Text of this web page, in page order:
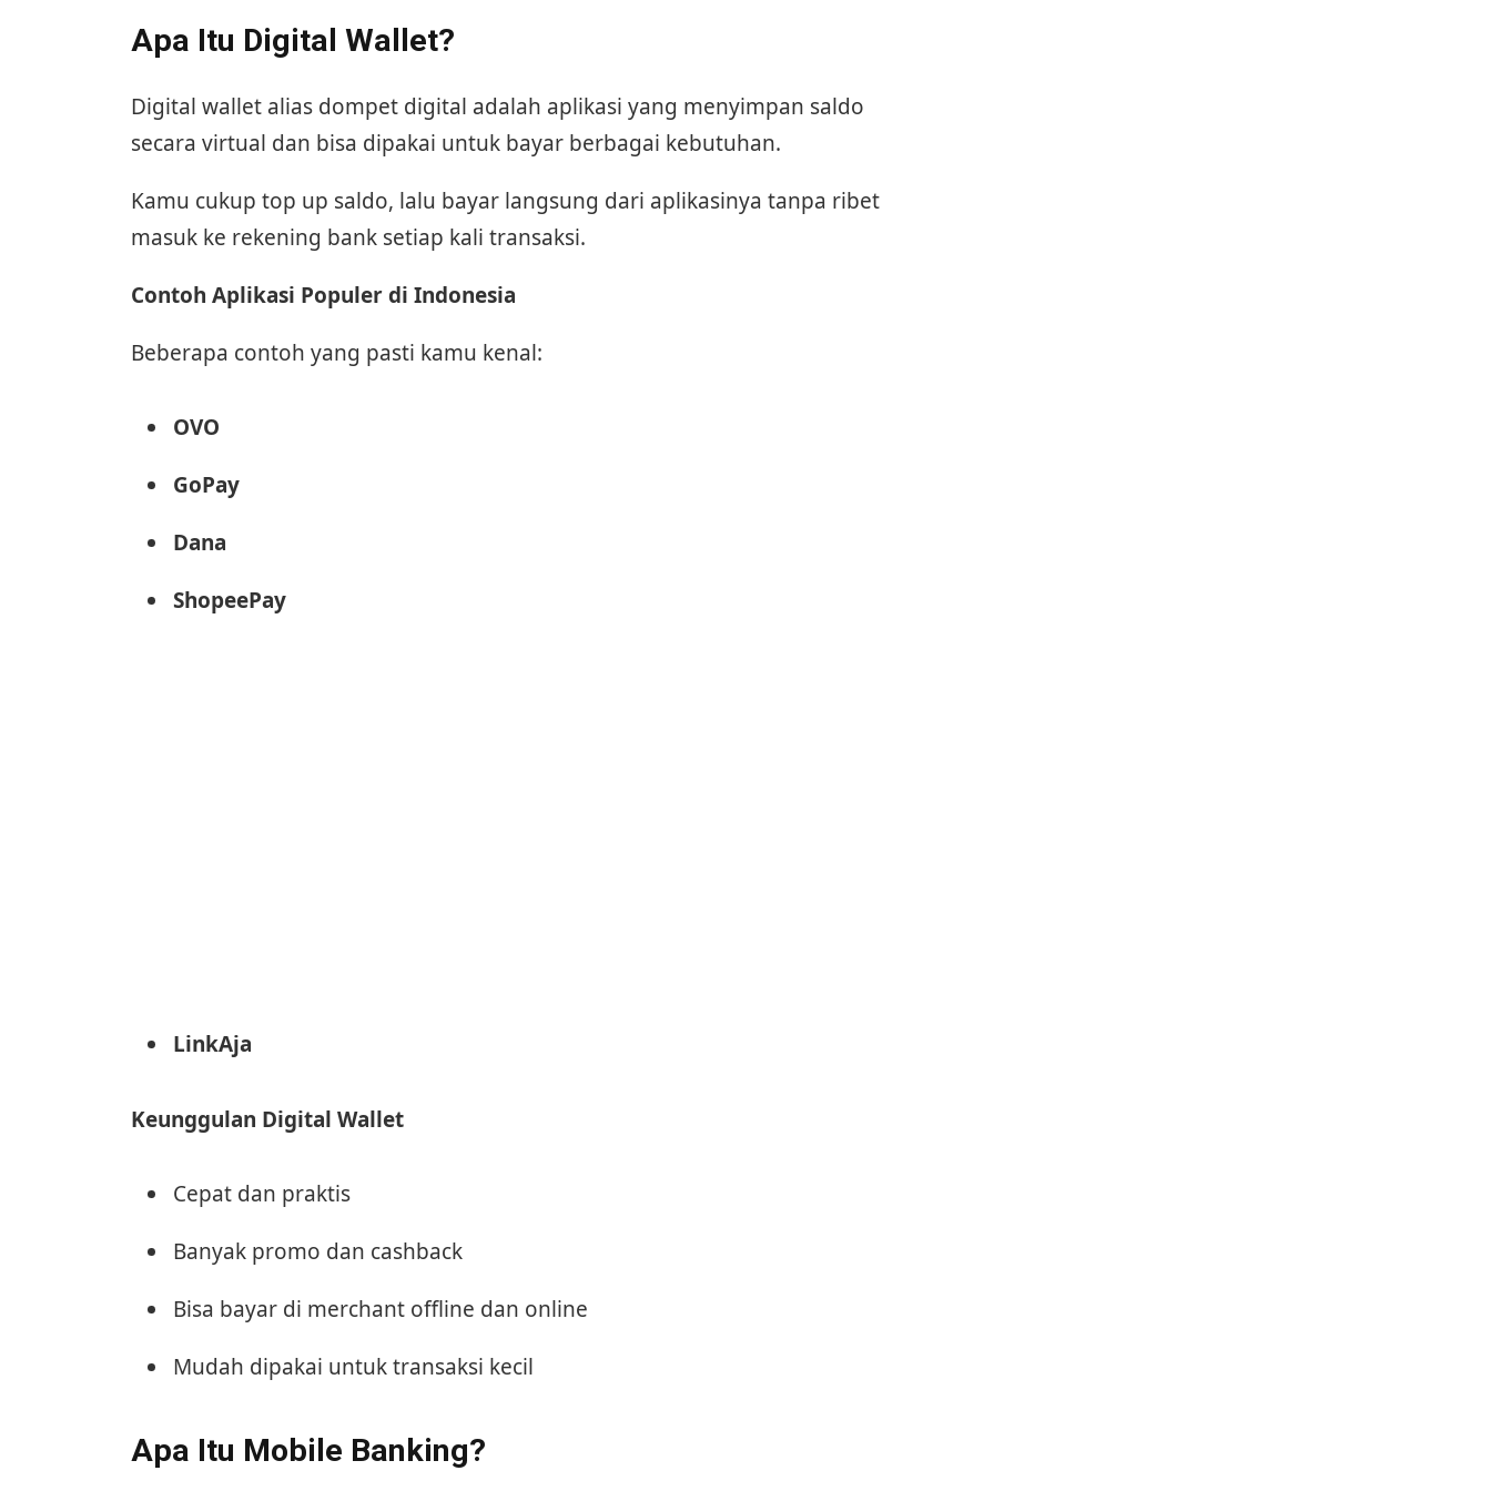
Apa Itu Digital Wallet?
Digital wallet alias dompet digital adalah aplikasi yang menyimpan saldo
secara virtual dan bisa dipakai untuk bayar berbagai kebutuhan.
Kamu cukup top up saldo, lalu bayar langsung dari aplikasinya tanpa ribet
masuk ke rekening bank setiap kali transaksi.
Contoh Aplikasi Populer di Indonesia
Beberapa contoh yang pasti kamu kenal:
OVO
GoPay
Dana
ShopeePay
LinkAja
Keunggulan Digital Wallet
Cepat dan praktis
Banyak promo dan cashback
Bisa bayar di merchant offline dan online
Mudah dipakai untuk transaksi kecil
Apa Itu Mobile Banking?